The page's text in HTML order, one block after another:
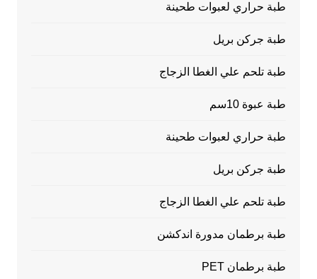
طبة حراري لعبوات طحينة
طبة جركن بريل
طبة تلحم علي الغطا الزجاج
طبة عبوة 10سم
طبة حراري لعبوات طحينة
طبة جركن بريل
طبة تلحم علي الغطا الزجاج
طبة برطمان مدورة اندكشن
طبة برطمان PET